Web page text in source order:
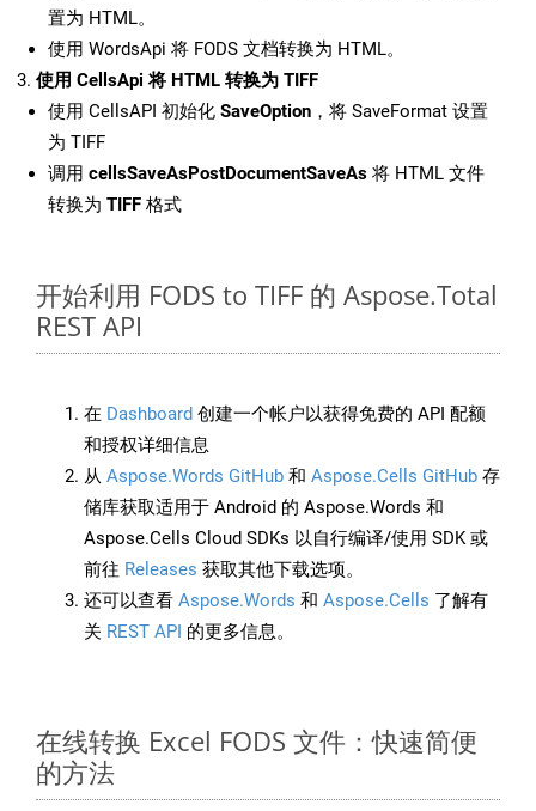
置为 HTML。
使用 WordsApi 将 FODS 文档转换为 HTML。
使用 CellsApi 将 HTML 转换为 TIFF
使用 CellsAPI 初始化 SaveOption ，将 SaveFormat 设置
为 TIFF
调用 cellsSaveAsPostDocumentSaveAs 将 HTML 文件
转换为 TIFF 格式
开始利用 FODS to TIFF 的 Aspose.Total
REST API
在 Dashboard 创建一个帐户以获得免费的 API 配额
和授权详细信息
从 Aspose.Words GitHub 和 Aspose.Cells GitHub 存
储库获取适用于 Android 的 Aspose.Words 和
Aspose.Cells Cloud SDKs 以自行编译/使用 SDK 或
前往 Releases 获取其他下载选项。
还可以查看 Aspose.Words 和 Aspose.Cells 了解有
关 REST API 的更多信息。
在线转换 Excel FODS 文件：快速简便
的方法